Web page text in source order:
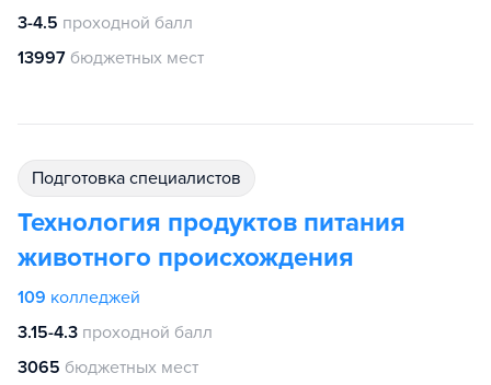
3-4.5 проходной балл
13997 бюджетных мест
подготовка специалистов
Технология продуктов питания
животного происхождения
109 колледжей
3.15-4.3 проходной балл
3065 бюджетных мест